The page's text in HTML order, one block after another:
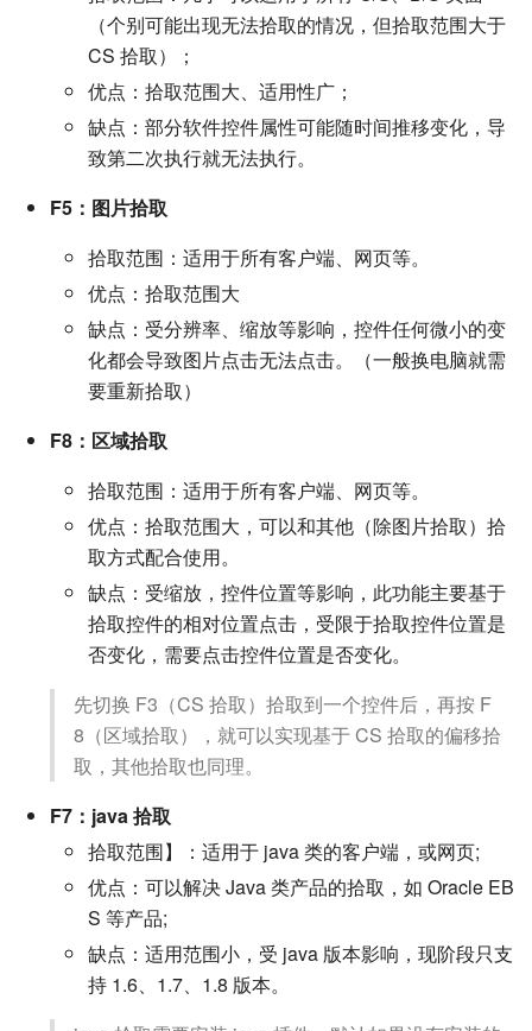
（个别可能出现无法拾取的情况，但拾取范围大于
CS 拾取）；
优点：拾取范围大、适用性广；
缺点：部分软件控件属性可能随时间推移变化，导
致第二次执行就无法执行。
F5：图片拾取
拾取范围：适用于所有客户端、网页等。
优点：拾取范围大
缺点：受分辨率、缩放等影响，控件任何微小的变
化都会导致图片点击无法点击。（一般换电脑就需
要重新拾取）
F8：区域拾取
拾取范围：适用于所有客户端、网页等。
优点：拾取范围大，可以和其他（除图片拾取）拾
取方式配合使用。
缺点：受缩放，控件位置等影响，此功能主要基于
拾取控件的相对位置点击，受限于拾取控件位置是
否变化，需要点击控件位置是否变化。
先切换 F3（CS 拾取）拾取到一个控件后，再按 F
8（区域拾取），就可以实现基于 CS 拾取的偏移拾
取，其他拾取也同理。
F7：java 拾取
拾取范围】：适用于 java 类的客户端，或网页;
优点：可以解决 Java 类产品的拾取，如 Oracle EB
S 等产品;
缺点：适用范围小，受 java 版本影响，现阶段只支
持 1.6、1.7、1.8 版本。